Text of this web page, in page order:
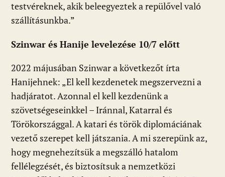
testvéreknek, akik beleegyeztek a repülővel való
szállításunkba.”
Szinwar és Hanije levelezése 10/7 előtt
2022 májusában Szinwar a következőt írta
Hanijehnek: „El kell kezdenetek megszervezni a
hadjáratot. Azonnal el kell kezdenünk a
szövetségeseinkkel – Iránnal, Katarral és
Törökországgal. A katari és török diplomáciának
vezető szerepet kell játszania. A mi szerepünk az,
hogy megnehezítsük a megszálló hatalom
fellélegzését, és biztosítsuk a nemzetközi